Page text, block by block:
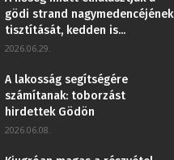
gödi strand nagymedencéjének
tisztítását, kedden is...
2026.06.29.
A lakosság segítségére
számítanak: toborzást
hirdettek Gödön
2026.06.08.